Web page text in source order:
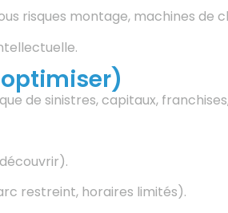
risques montage, machines de
de sinistres, capitaux,
restreint, horaires limités).